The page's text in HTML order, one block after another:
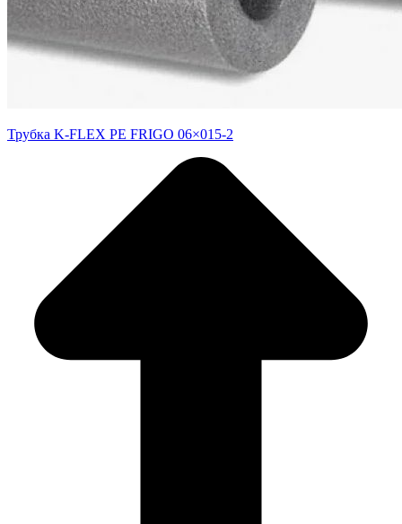
Трубка K-FLEX PE FRIGO 06×015-2